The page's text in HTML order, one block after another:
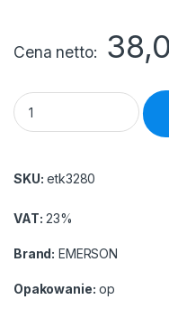
Cena netto
Etykiety A4 Emerson
SKU: etk3280
VAT: 23%
Brand: EMERSON
Opakowanie: op